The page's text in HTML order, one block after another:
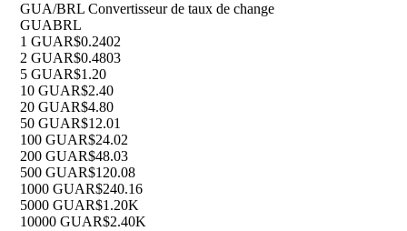
GUA/BRL Convertisseur de taux de change
GUABRL
1 GUAR$0.2402
2 GUAR$0.4803
5 GUAR$1.20
10 GUAR$2.40
20 GUAR$4.80
50 GUAR$12.01
100 GUAR$24.02
200 GUAR$48.03
500 GUAR$120.08
1000 GUAR$240.16
5000 GUAR$1.20K
10000 GUAR$2.40K